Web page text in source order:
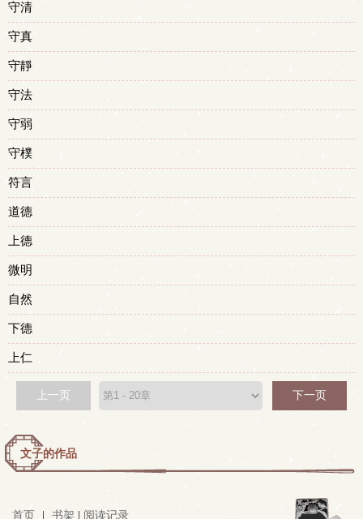
守清
守真
守靜
守法
守弱
守樸
符言
道德
上德
微明
自然
下德
上仁
上一页 下一页
文子的作品
首页 书架 阅读记录